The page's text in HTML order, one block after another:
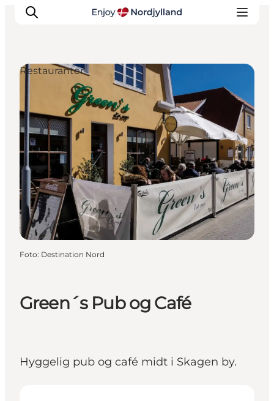
Oplevelser og aktiviteter
Planlæg din tur
Byer og steder
Guides
Det sker
For børn
Green´s Pub og Café
Hyggelig pub og café midt i Skagen by.
Restauranter
Foto: Destination Nord